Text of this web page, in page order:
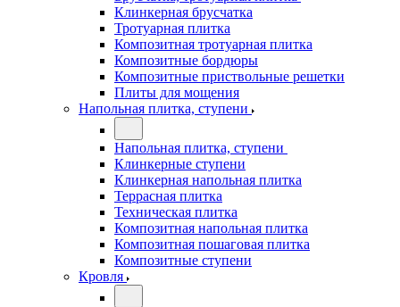
Клинкерная брусчатка
Тротуарная плитка
Композитная тротуарная плитка
Композитные бордюры
Композитные приствольные решетки
Плиты для мощения
Напольная плитка, ступени
Напольная плитка, ступени
Клинкерные ступени
Клинкерная напольная плитка
Террасная плитка
Техническая плитка
Композитная напольная плитка
Композитная пошаговая плитка
Композитные ступени
Кровля